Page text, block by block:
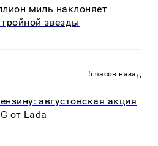
миль наклоняет
звезды
5 часов назад
августовская акция
от Lada